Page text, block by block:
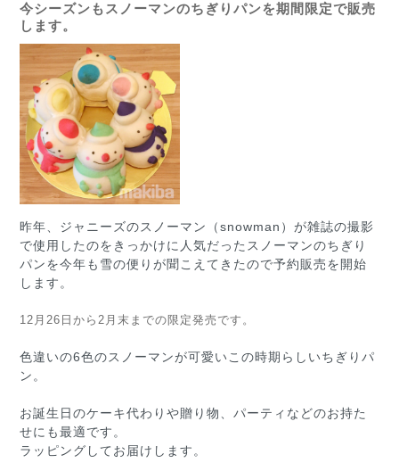
今シーズンもスノーマンのちぎりパンを期間限定で販売
します。
昨年、ジャニーズのスノーマン（snowman）が雑誌の撮影
で使用したのをきっかけに人気だったスノーマンのちぎり
パンを今年も雪の便りが聞こえてきたので予約販売を開始
します。
12月26日から2月末までの限定発売です。
色違いの6色のスノーマンが可愛いこの時期らしいちぎりパ
ン。
お誕生日のケーキ代わりや贈り物、パーティなどのお持た
せにも最適です。
ラッピングしてお届けします。